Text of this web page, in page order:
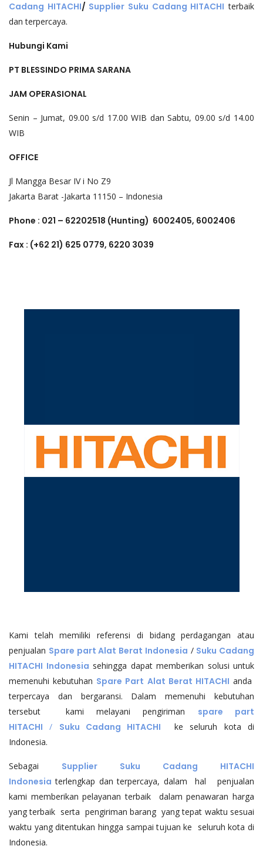
Cadang HITACHI/ Supplier Suku Cadang HITACHI terbaik
dan terpercaya.
Hubungi Kami
PT BLESSINDO PRIMA SARANA
JAM OPERASIONAL
Senin – Jumat, 09.00 s/d 17.00 WIB dan Sabtu, 09.00 s/d 14.00
WIB
OFFICE
Jl Mangga Besar IV i No Z9
Jakarta Barat -Jakarta 11150 – Indonesia
Phone : 021 – 62202518 (Hunting) 6002405, 6002406
Fax : (+62 21) 625 0779, 6220 3039
Kami telah memiliki referensi di bidang perdagangan atau
penjualan Spare part Alat Berat Indonesia / Suku Cadang
HITACHI Indonesia sehingga dapat memberikan solusi untuk
memenuhi kebutuhan Spare Part Alat Berat HITACHI anda
terpercaya dan bergaransi. Dalam memenuhi kebutuhan
tersebut kami melayani pengiriman spare part
HITACHI / Suku Cadang HITACHI
ke seluruh kota di
Indonesia.
Sebagai Supplier Suku Cadang HITACHI
Indonesia terlengkap dan terpercaya, dalam hal penjualan
kami memberikan pelayanan terbaik dalam penawaran harga
yang terbaik serta pengiriman barang yang tepat waktu sesuai
waktu yang ditentukan hingga sampai tujuan ke seluruh kota di
Indonesia.